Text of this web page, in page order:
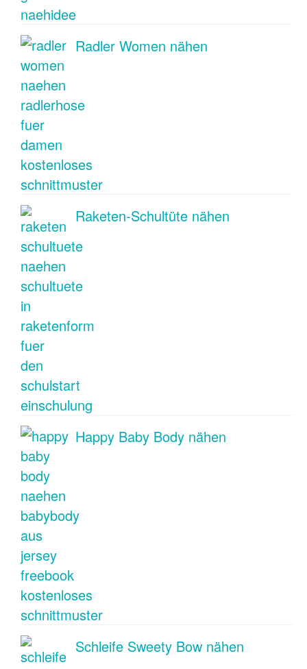
Radler Women nähen
Raketen-Schultüte nähen
Happy Baby Body nähen
Schleife Sweety Bow nähen